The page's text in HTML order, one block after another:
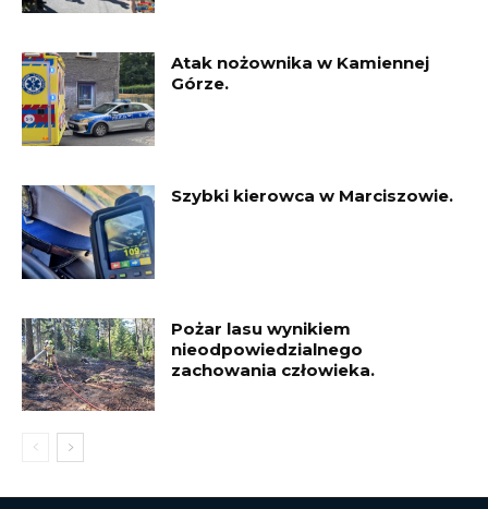
Atak nożownika w Kamiennej
Górze.
Szybki kierowca w Marciszowie.
Pożar lasu wynikiem
nieodpowiedzialnego
zachowania człowieka.